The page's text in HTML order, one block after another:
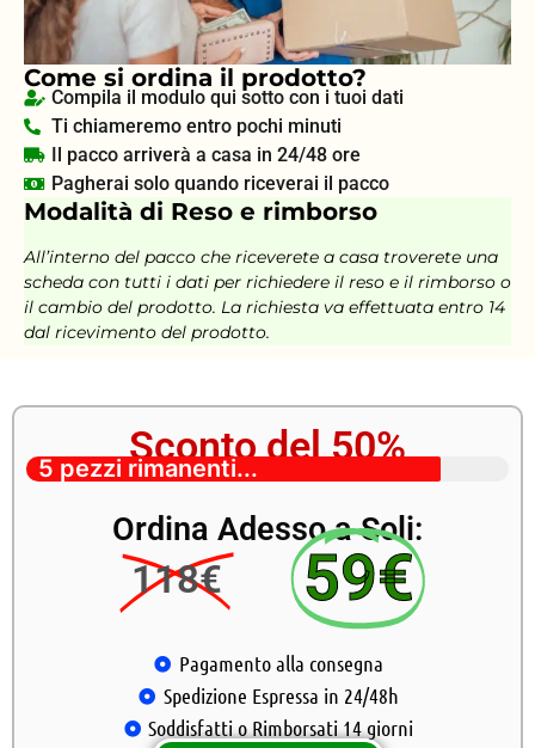
Come si ordina il prodotto?
Compila il modulo qui sotto con i tuoi dati
Ti chiameremo entro pochi minuti
Il pacco arriverà a casa in 24/48 ore
Pagherai solo quando riceverai il pacco
Modalità di Reso e rimborso
All’interno del pacco che riceverete a casa troverete una
scheda con tutti i dati per richiedere il reso e il rimborso o
il cambio del prodotto. La richiesta va effettuata entro 14
dal ricevimento del prodotto.
Sconto del 50%
5 pezzi rimanenti...
Ordina Adesso a Soli:
118€ 59€
Pagamento alla consegna
Spedizione Espressa in 24/48h
Soddisfatti o Rimborsati 14 giorni